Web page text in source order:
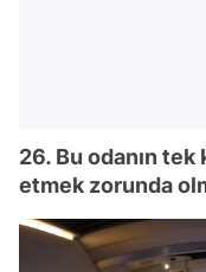
26. Bu odanın
etmek zorunda